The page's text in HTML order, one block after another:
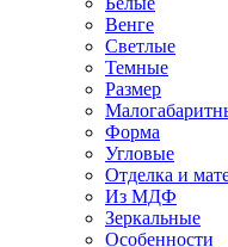
Венге
Светлые
Темные
Размер
Форма
Угловые
Отделка и
Из МДФ
Зеркальные
Особенности